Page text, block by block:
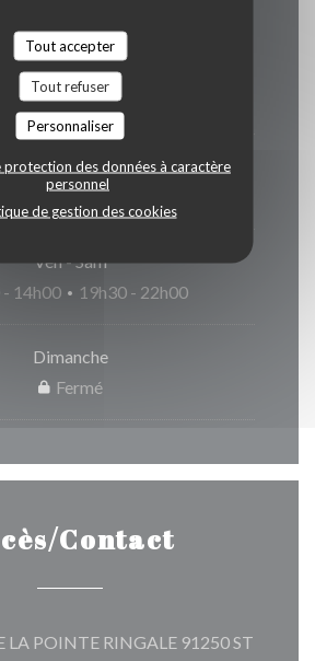
Tout accepter
Tout refuser
Personnaliser
des données à caractère
personnel
de gestion des cookies
Lundi
Fermé
Mar-Jeu
- 14h00
19h30 - 21h30
Ven-Sam
- 14h00 • 19h30 - 22h00
Dimanche
Fermé
Contact
LA POINTE RINGALE 91250 ST